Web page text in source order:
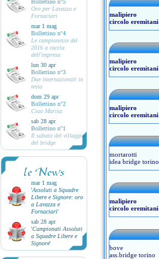
Bollettino n°5
Oro per Lavazza e
Fornaciari
mar 1 mag
Bollettino n°4
Le campionesse del
2016 a caccia
dell'impresa
lun 30 apr
Bollettino n°3
Due internazionali in
testa
dom 29 apr
Bollettino n°2
Ciao Marisa
sab 28 apr
Bollettino n°1
Il sabato del villaggio
del bridge
le News
mar 1 mag
'Assoluti a Squadre
Libere e Signore: oro
a Lavazza e
Fornaciari'
sab 28 apr
'Campionati Assoluti
a Squadre Libere e
Signore'
malipiero
circolo eremitani
malipiero
circolo eremitani
malipiero
circolo eremitani
mortarotti
idea bridge torino
malipiero
circolo eremitani
bove
ass.bridge torino